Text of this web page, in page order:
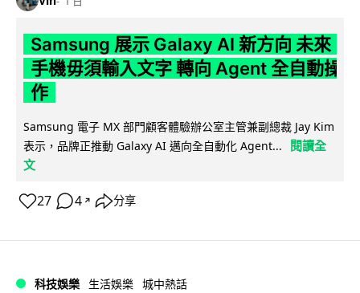
Samsung 展示 Galaxy AI 新方向 未來
手機毋須輸入文字 轉向 Agent 全自動操
作
Samsung 電子 MX 部門顧客體驗辦公室主管兼副總裁 Jay Kim
表示，品牌正推動 Galaxy AI 邁向全自動化 Agent...
閱讀全
文
27 4 ↗ 分享
科技娛樂 生活娛樂 城中熱話